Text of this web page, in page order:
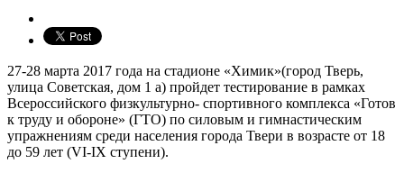
27-28 марта 2017 года на стадионе «Химик»(город Тверь,
улица Советская, дом 1 а) пройдет тестирование в рамках
Всероссийского физкультурно- спортивного комплекса «Готов
к труду и обороне» (ГТО) по силовым и гимнастическим
упражнениям среди населения города Твери в возрасте от 18
до 59 лет (VI-IX ступени).